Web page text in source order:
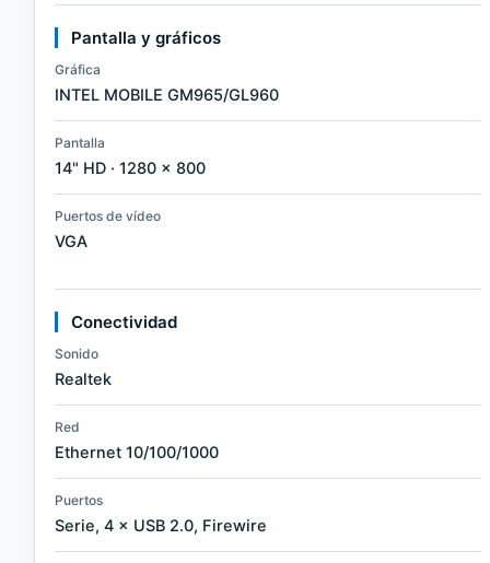
Pantalla y gráficos
Gráfica
INTEL MOBILE GM965/GL960
Pantalla
14" HD · 1280 × 800
Puertos de vídeo
VGA
Conectividad
Sonido
Realtek
Red
Ethernet 10/100/1000
Puertos
Serie, 4 × USB 2.0, Firewire